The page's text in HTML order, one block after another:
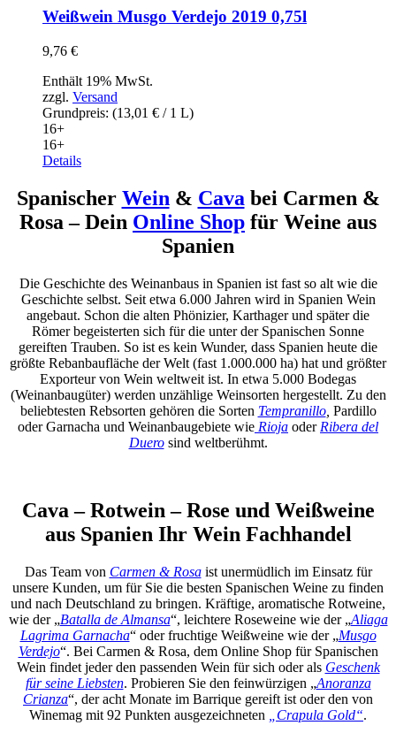
Menge
Weißwein Musgo Verdejo 2019 0,75l
9,76 €
Enthält 19% MwSt.
zzgl. Versand
Grundpreis: (13,01 € / 1 L)
16+
16+
Details
Spanischer Wein & Cava bei Carmen &
Rosa – Dein Online Shop für Weine aus
Spanien
Die Geschichte des Weinanbaus in Spanien ist fast so alt wie die
Geschichte selbst. Seit etwa 6.000 Jahren wird in Spanien Wein
angebaut. Schon die alten Phönizier, Karthager und später die
Römer begeisterten sich für die unter der Spanischen Sonne
gereiften Trauben. So ist es kein Wunder, dass Spanien heute die
größte Rebanbaufläche der Welt (fast 1.000.000 ha) hat und größter
Exporteur von Wein weltweit ist. In etwa 5.000 Bodegas
(Weinanbaugüter) werden unzählige Weinsorten hergestellt. Zu den
beliebtesten Rebsorten gehören die Sorten Tempranillo, Pardillo
oder Garnacha und Weinanbaugebiete wie Rioja oder Ribera del
Duerosind weltberühmt.
Cava – Rotwein – Rose und Weißweine
aus Spanien Ihr Wein Fachhandel
Das Team von Carmen & Rosaist unermüdlich im Einsatz für
unsere Kunden, um für Sie die besten Spanischen Weine zu finden
und nach Deutschland zu bringen. Kräftige, aromatische Rotweine,
wie der „Batalla de Almansa“, leichtere Roseweine wie der „Aliaga
Lagrima Garnacha“ oder fruchtige Weißweine wie der „Musgo
Verdejo“. Bei Carmen & Rosa, dem Online Shop für Spanischen
Wein findet jeder den passenden Wein für sich oder als Geschenk
für seine Liebsten. Probieren Sie den feinwürzigen „Anoranza
Crianza“, der acht Monate im Barrique gereift ist oder den von
Winemag mit 92 Punkten ausgezeichneten
„Crapula Gold“.